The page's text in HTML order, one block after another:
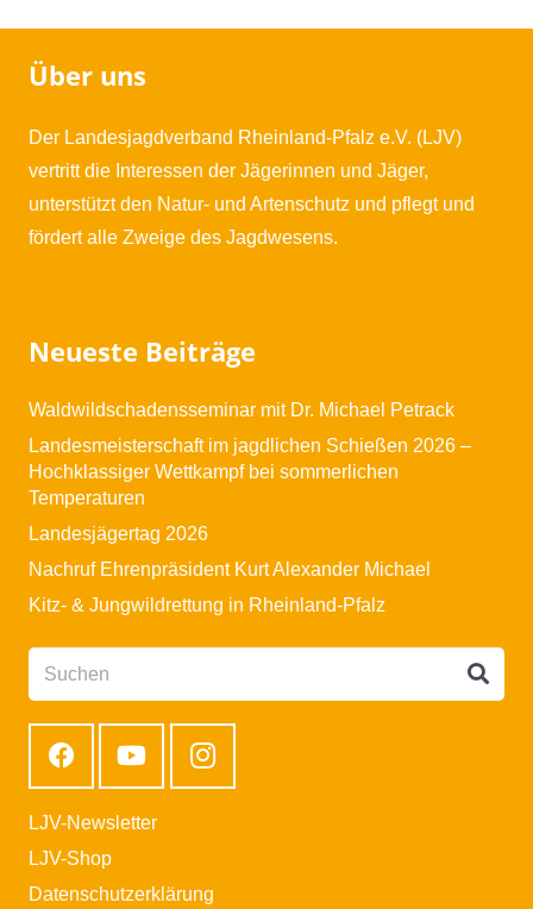
Über uns
Der Landesjagdverband Rheinland-Pfalz e.V. (LJV)
vertritt die Interessen der Jägerinnen und Jäger,
unterstützt den Natur- und Artenschutz und pflegt und
fördert alle Zweige des Jagdwesens.
Neueste Beiträge
Waldwildschadensseminar mit Dr. Michael Petrack
Landesmeisterschaft im jagdlichen Schießen 2026 –
Hochklassiger Wettkampf bei sommerlichen
Temperaturen
Landesjägertag 2026
Nachruf Ehrenpräsident Kurt Alexander Michael
Kitz- & Jungwildrettung in Rheinland-Pfalz
LJV-Newsletter
LJV-Shop
Datenschutzerklärung